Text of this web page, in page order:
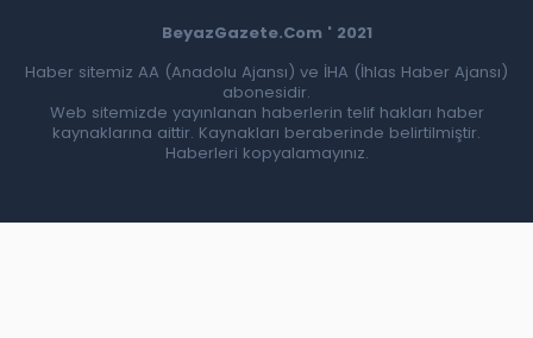
BeyazGazete.Com ' 2021
Haber sitemiz AA (Anadolu Ajansı) ve İHA (İhlas Haber Ajansı)
abonesidir.
Web sitemizde yayınlanan haberlerin telif hakları haber
kaynaklarına aittir. Kaynakları beraberinde belirtilmiştir.
Haberleri kopyalamayınız.